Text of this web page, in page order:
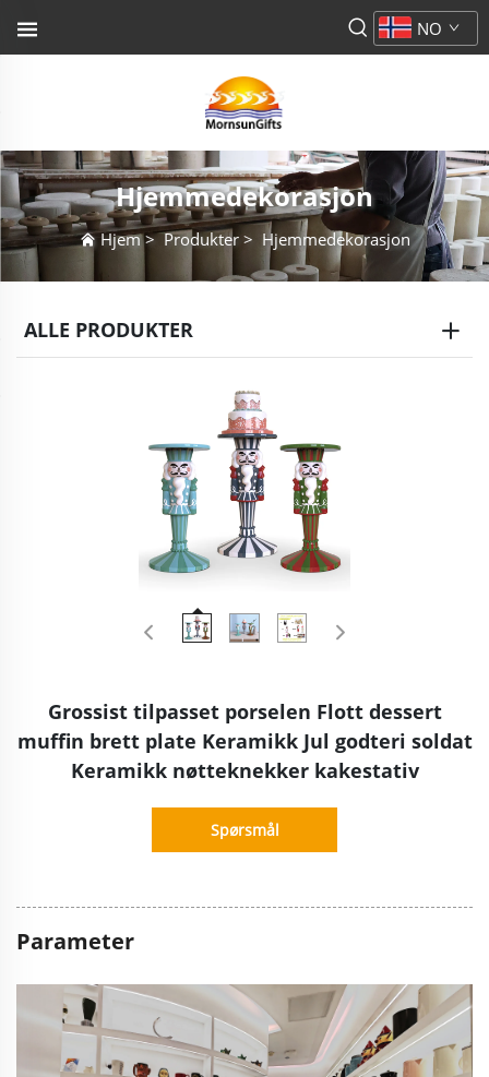
NO
Hjemmedekorasjon
Hjem>Produkter> Hjemmedekorasjon
ALLE PRODUKTER
Grossist tilpasset porselen Flott dessert
muffin brett plate Keramikk Jul godteri soldat
Keramikk nøtteknekker kakestativ
Spørsmål
Parameter